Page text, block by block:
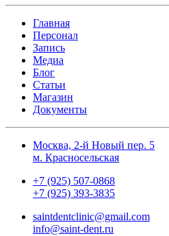
Главная
Персонал
Запись
Медиа
Блог
Статьи
Магазин
Документы
Москва, 2-й Новый пер. 5
м. Красносельская
+7 (925) 507-0868
+7 (925) 393-3835
saintdentclinic@gmail.com
info@saint-dent.ru